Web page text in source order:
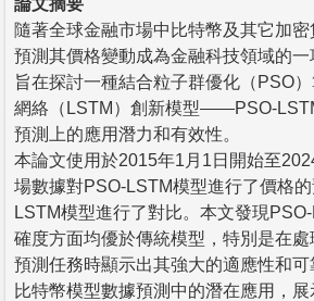
隨著全球金融市場中比特幣及其它加
預測其價格變動成為金融科技領域的
旨在探討一種結合粒子群優化（PSO
網絡（LSTM）創新模型——PSO-
預測上的應用潛力和有效性。
本論文使用於2015年1月1日開始至
場數據對PSO-LSTM模型進行了價格
LSTM模型進行了對比。本文發現
確度方面均優於傳統模型，特別是在
預測任務時顯示出其強大的適應性和
比特幣模型數據預測中的潛在應用，